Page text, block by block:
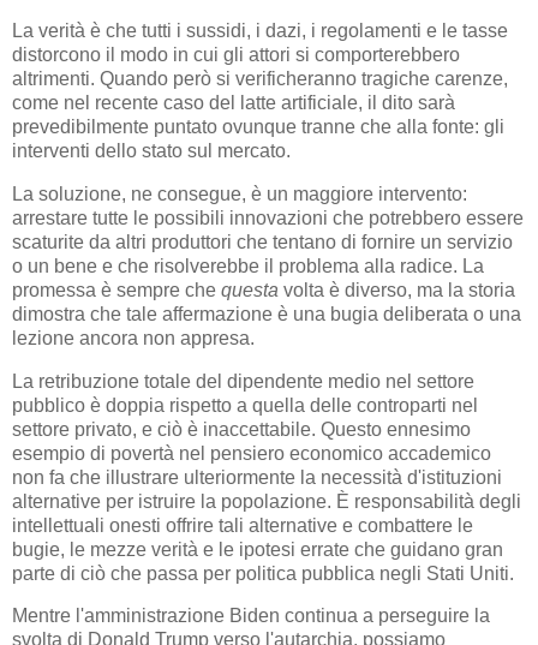
La verità è che tutti i sussidi, i dazi, i regolamenti e le tasse
distorcono il modo in cui gli attori si comporterebbero
altrimenti. Quando però si verificheranno tragiche carenze,
come nel recente caso del latte artificiale, il dito sarà
prevedibilmente puntato ovunque tranne che alla fonte: gli
interventi dello stato sul mercato.
La soluzione, ne consegue, è un maggiore intervento:
arrestare tutte le possibili innovazioni che potrebbero essere
scaturite da altri produttori che tentano di fornire un servizio
o un bene e che risolverebbe il problema alla radice. La
promessa è sempre che questa volta è diverso, ma la storia
dimostra che tale affermazione è una bugia deliberata o una
lezione ancora non appresa.
La retribuzione totale del dipendente medio nel settore
pubblico è doppia rispetto a quella delle controparti nel
settore privato, e ciò è inaccettabile. Questo ennesimo
esempio di povertà nel pensiero economico accademico
non fa che illustrare ulteriormente la necessità d'istituzioni
alternative per istruire la popolazione. È responsabilità degli
intellettuali onesti offrire tali alternative e combattere le
bugie, le mezze verità e le ipotesi errate che guidano gran
parte di ciò che passa per politica pubblica negli Stati Uniti.
Mentre l'amministrazione Biden continua a perseguire la
svolta di Donald Trump verso l'autarchia, possiamo